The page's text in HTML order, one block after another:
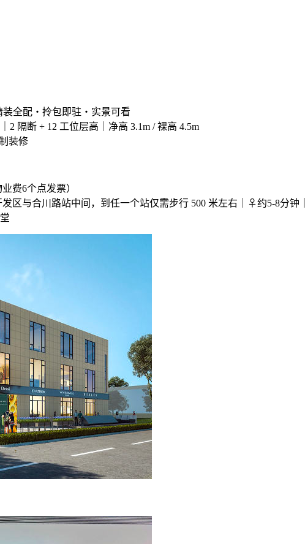
全配・拎包即驻・实景可看
2 隔断 + 12 工位层高｜净高 3.1m / 裸高 4.5m
装修
费6个点发票）
区与合川路站中间，到任一个站仅需步行 500 米左右｜‍♀约5-8分钟｜